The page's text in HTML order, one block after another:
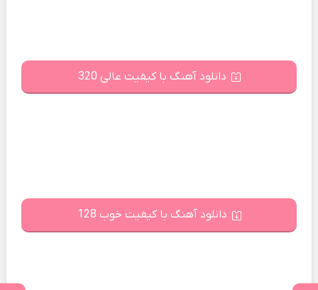
دانلود آهنگ با کیفیت عالی 320
دانلود آهنگ با کیفیت خوب 128